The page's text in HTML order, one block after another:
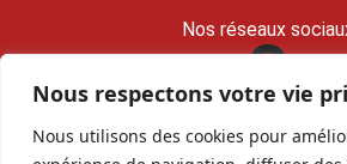
Nous respectons votre vie
Nous utilisons des cookies pour
Nos réseaux
contact@lj-
RCS 979 374 147